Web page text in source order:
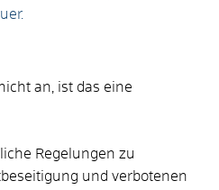
an, ist das eine
Regelungen zu
und verbotenen